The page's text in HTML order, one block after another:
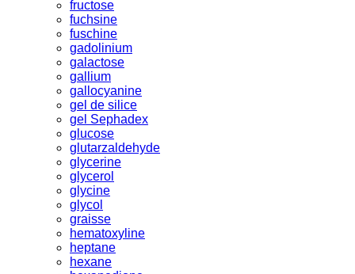
fructose
fuchsine
fuschine
gadolinium
galactose
gallium
gallocyanine
gel de silice
gel Sephadex
glucose
glutarzaldehyde
glycerine
glycerol
glycine
glycol
graisse
hematoxyline
heptane
hexane